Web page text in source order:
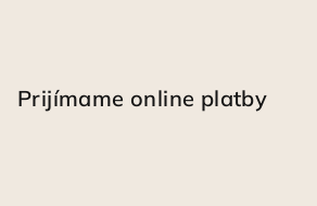
Prijímame online platby